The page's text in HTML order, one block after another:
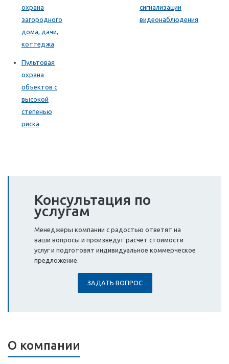
охрана
загородного
дома, дачи,
коттеджа
сигнализации
видеонаблюдения
Пультовая
охрана
объектов с
высокой
степенью
риска
Консультация по
услугам
Менеджеры компании с радостью ответят на
ваши вопросы и произведут расчет стоимости
услуг и подготовят индивидуальное коммерческое
предложение.
ЗАДАТЬ ВОПРОС
О компании